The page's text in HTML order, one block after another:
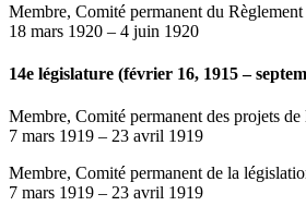
Membre, Comité permanent du Règlement
18 mars 1920 – 4 juin 1920
14e législature (février 16, 1915 –
Membre, Comité permanent des projets
7 mars 1919 – 23 avril 1919
Membre, Comité permanent de la
7 mars 1919 – 23 avril 1919